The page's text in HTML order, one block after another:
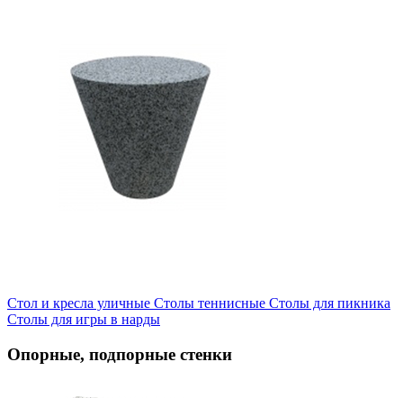
Стол и кресла уличные Cтолы теннисные Столы для пикника
Столы для игры в нарды
Опорные, подпорные стенки